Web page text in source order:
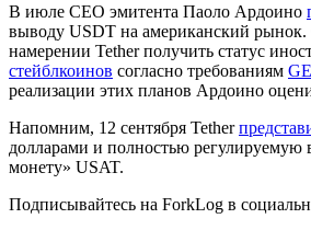
В июле CEO эмитента Паоло Ардоино
выводу USDT на американский рынок.
намерении Tether получить статус
стейблкоинов согласно требованиям
реализации этих планов Ардоино
Напомним, 12 сентября Tether
долларами и полностью
монету» USAT.
Подписывайтесь на ForkLog в